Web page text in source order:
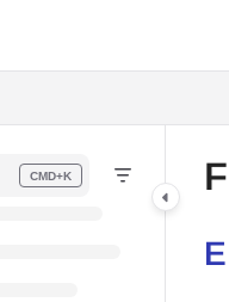
Index
index at:
pages before
CMD+K